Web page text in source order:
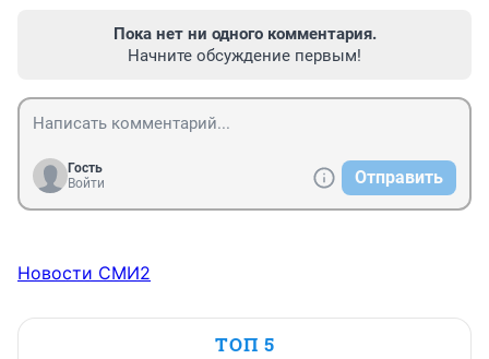
Пока нет ни одного комментария.
Начните обсуждение первым!
Гость
Войти
Отправить
Новости СМИ2
ТОП 5